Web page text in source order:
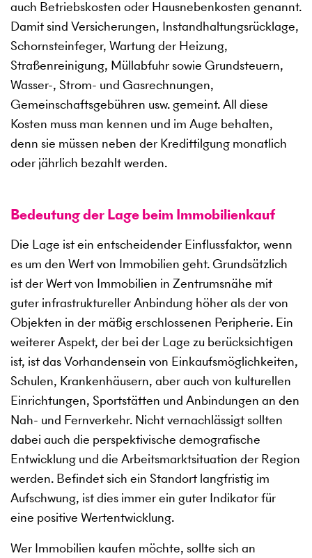
auch Betriebskosten oder Hausnebenkosten genannt.
Damit sind Versicherungen, Instandhaltungsrücklage,
Schornsteinfeger, Wartung der Heizung,
Straßenreinigung, Müllabfuhr sowie Grundsteuern,
Wasser-, Strom- und Gasrechnungen,
Gemeinschaftsgebühren usw. gemeint. All diese
Kosten muss man kennen und im Auge behalten,
denn sie müssen neben der Kredittilgung monatlich
oder jährlich bezahlt werden.
Bedeutung der Lage beim Immobilienkauf
Die Lage ist ein entscheidender Einflussfaktor, wenn
es um den Wert von Immobilien geht. Grundsätzlich
ist der Wert von Immobilien in Zentrumsnähe mit
guter infrastruktureller Anbindung höher als der von
Objekten in der mäßig erschlossenen Peripherie. Ein
weiterer Aspekt, der bei der Lage zu berücksichtigen
ist, ist das Vorhandensein von Einkaufsmöglichkeiten,
Schulen, Krankenhäusern, aber auch von kulturellen
Einrichtungen, Sportstätten und Anbindungen an den
Nah- und Fernverkehr. Nicht vernachlässigt sollten
dabei auch die perspektivische demografische
Entwicklung und die Arbeitsmarktsituation der Region
werden. Befindet sich ein Standort langfristig im
Aufschwung, ist dies immer ein guter Indikator für
eine positive Wertentwicklung.
Wer Immobilien kaufen möchte, sollte sich an